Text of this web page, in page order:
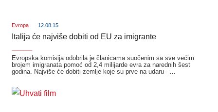
Evropa 12.08.15
Italija će najviše dobiti od EU za imigrante
Evropska komisija odobrila je članicama suočenim sa sve većim
brojem imigranata pomoć od 2,4 milijarde evra za narednih šest
godina. Najviše će dobiti zemlje koje su prve na udaru –…